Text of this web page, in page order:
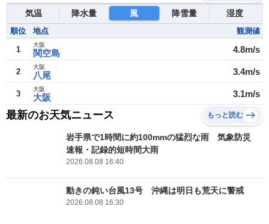
気温 降水量 風 降雪量 湿度
順位 地点 観測値
1 関空島
大阪 4.8m/s
2 八尾
大阪 3.4m/s
3 大阪
大阪 3.1m/s
最新のお天気ニュース もっと読む
岩手県で1時間に約100mmの猛烈な雨 気象防災
速報・記録的短時間大雨
2026.08.08 16:40
動きの鈍い台風13号 沖縄は明日も荒天に警戒
2026.08.08 16:30